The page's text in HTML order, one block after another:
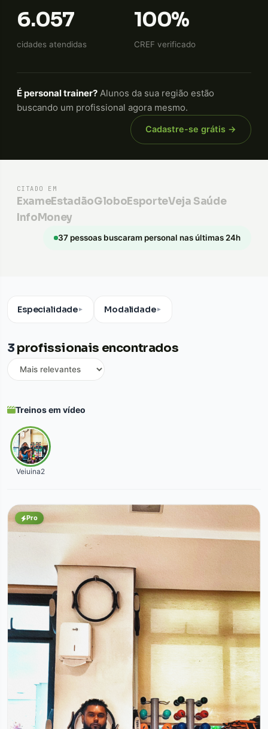
6.057
cidades atendidas
100%
CREF verificado
É personal trainer? Alunos da sua região estão
buscando um profissional agora mesmo.
Cadastre-se grátis →
CITADO EM
ExameEstadãoGloboEsporteVeja Saúde
InfoMoney
37 pessoas buscaram personal nas últimas 24h
Especialidade▼ Modalidade▼
3 profissionais encontrados
Treinos em vídeo
Veiuina2
Pro